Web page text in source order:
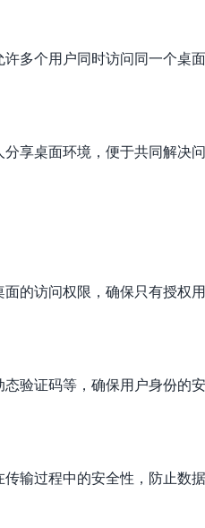
多个用户同时访问同一个桌
享桌面环境，便于共同解决问
的访问权限，确保只有授权用
验证码等，确保用户身份的安
输过程中的安全性，防止数据